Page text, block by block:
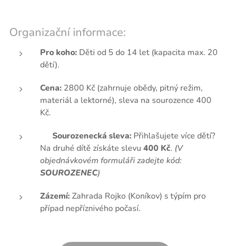
Organizační informace:
Pro koho: Děti od 5 do 14 let (kapacita max. 20
dětí).
Cena: 2800 Kč (zahrnuje obědy, pitný režim,
materiál a lektorné), sleva na sourozence 400
Kč.
Sourozenecká sleva: Přihlašujete více dětí?
Na druhé dítě získáte slevu 400 Kč. (V
objednávkovém formuláři zadejte kód:
SOUROZENEC)
Zázemí:Zahrada Rojko (Koníkov) s týpím pro
případ nepříznivého počasí.